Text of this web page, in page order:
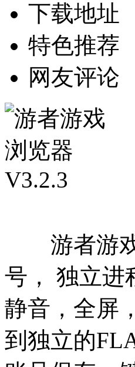
下载地址
特色推荐
网友评论
游者游戏
号， 独立进
静音，全屏
到独立的